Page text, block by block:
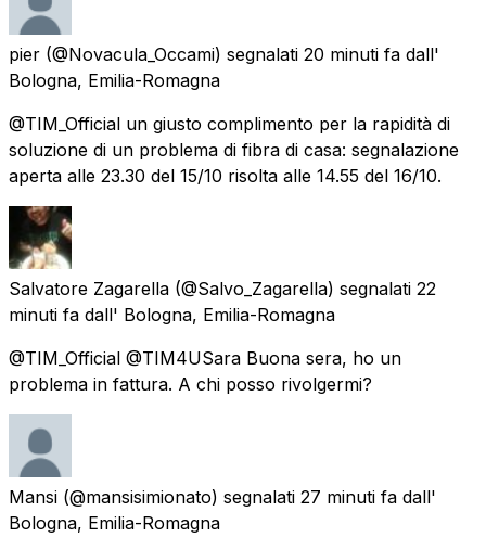
pier (@Novacula_Occami) segnalati 20 minuti fa dall'
Bologna, Emilia-Romagna
@TIM_Official un giusto complimento per la rapidità di
soluzione di un problema di fibra di casa: segnalazione
aperta alle 23.30 del 15/10 risolta alle 14.55 del 16/10.
Salvatore Zagarella (@Salvo_Zagarella) segnalati 22
minuti fa dall' Bologna, Emilia-Romagna
@TIM_Official @TIM4USara Buona sera, ho un
problema in fattura. A chi posso rivolgermi?
Mansi (@mansisimionato) segnalati 27 minuti fa dall'
Bologna, Emilia-Romagna